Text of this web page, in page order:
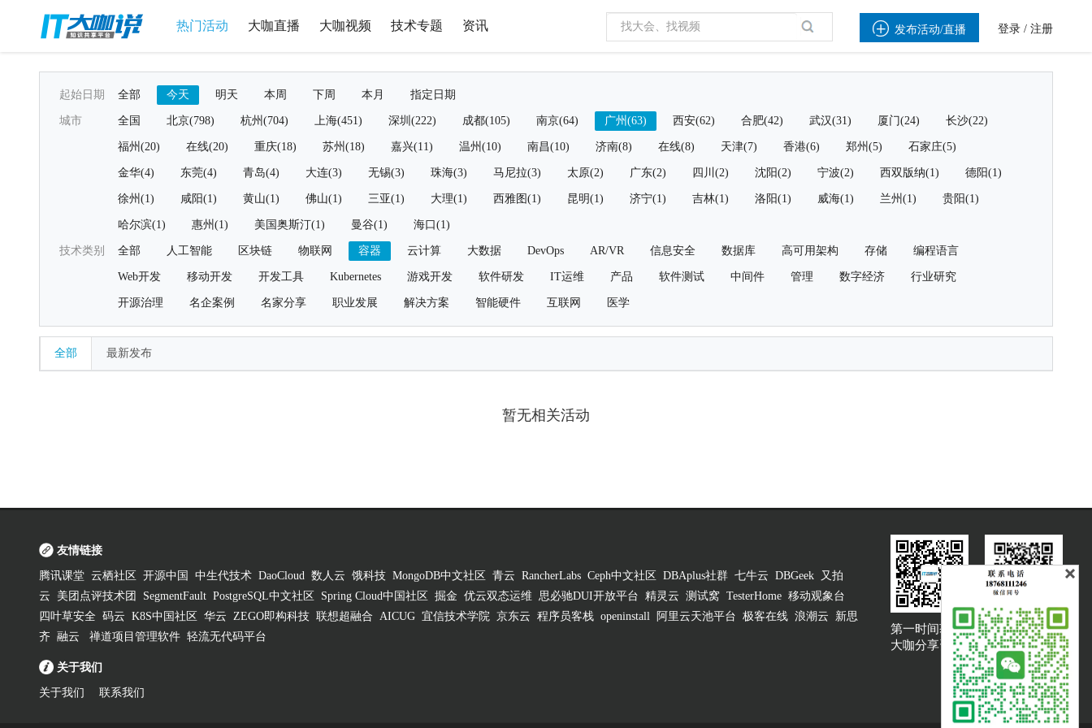
热门活动 大咖直播 大咖视频 技术专题 资讯  发布活动/直播 登录 / 注册
起始日期 全部 今天 明天 本周 下周 本月 指定日期
城市 全国 北京(798) 杭州(704) 上海(451) 深圳(222) 成都(105) 南京(64) 广州(63) 西安(62) 合肥(42) 武汉(31) 厦门(24) 长沙(22)
福州(20) 在线(20) 重庆(18) 苏州(18) 嘉兴(11) 温州(10) 南昌(10) 济南(8) 在线(8) 天津(7) 香港(6) 郑州(5) 石家庄(5)
金华(4) 东莞(4) 青岛(4) 大连(3) 无锡(3) 珠海(3) 马尼拉(3) 太原(2) 广东(2) 四川(2) 沈阳(2) 宁波(2) 西双版纳(1) 德阳(1)
徐州(1) 咸阳(1) 黄山(1) 佛山(1) 三亚(1) 大理(1) 西雅图(1) 昆明(1) 济宁(1) 吉林(1) 洛阳(1) 威海(1) 兰州(1) 贵阳(1)
哈尔滨(1) 惠州(1) 美国奥斯汀(1) 曼谷(1) 海口(1)
技术类别 全部 人工智能 区块链 物联网 容器 云计算 大数据 DevOps AR/VR 信息安全 数据库 高可用架构 存储 编程语言
Web开发 移动开发 开发工具 Kubernetes 游戏开发 软件研发 IT运维 产品 软件测试 中间件 管理 数字经济 行业研究
开源治理 名企案例 名家分享 职业发展 解决方案 智能硬件 互联网 医学
全部 最新发布
暂无相关活动
友情链接
腾讯课堂 云栖社区 开源中国 中生代技术 DaoCloud 数人云 饿科技 MongoDB中文社区 青云 RancherLabs Ceph中文社区 DBAplus社群 七牛云 DBGeek
又拍
云
美团点评技术团 SegmentFault PostgreSQL中文社区 Spring Cloud中国社区 掘金 优云双态运维 思必驰DUI开放平台 精灵云 测试窝 TesterHome 移动观象台
四叶草安全 码云 K8S中国社区 华云 ZEGO即构科技 联想超融合 AICUG 宜信技术学院 京东云 程序员客栈 openinstall 阿里云天池平台 极客在线 浪潮云
新思
齐 融云 禅道项目管理软件 轻流无代码平台
关于我们
关于我们 联系我们
第一时间获取
大咖分享资讯
大咖说吐槽客服